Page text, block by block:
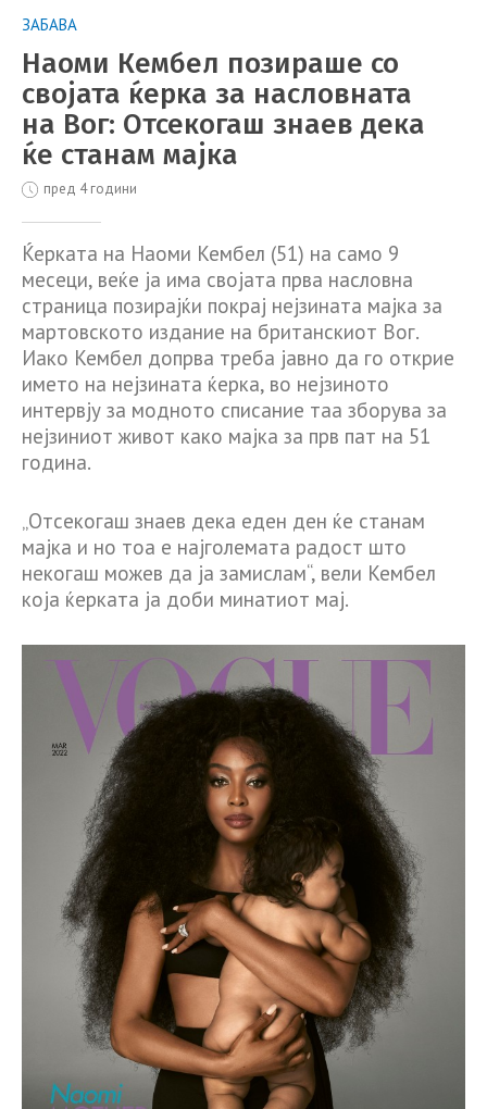
ЗАБАВА
Наоми Кембел позираше со
својата ќерка за насловната
на Вог: Отсекогаш знаев дека
ќе станам мајка
пред 4 години
Ќерката на Наоми Кембел (51) на само 9
месеци, веќе ја има својата прва насловна
страница позирајќи покрај нејзината мајка за
мартовското издание на британскиот Вог.
Иако Кембел допрва треба јавно да го открие
името на нејзината ќерка, во нејзиното
интервју за модното списание таа зборува за
нејзиниот живот како мајка за прв пат на 51
година.
„Отсекогаш знаев дека еден ден ќе станам
мајка и но тоа е најголемата радост што
некогаш можев да ја замислам“, вели Кембел
која ќерката ја доби минатиот мај.